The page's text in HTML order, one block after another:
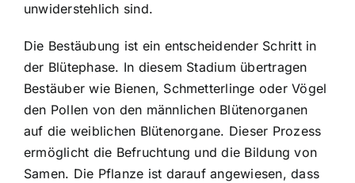
unwiderstehlich sind.
Die Bestäubung ist ein entscheidender Schritt in
der Blütephase. In diesem Stadium übertragen
Bestäuber wie Bienen, Schmetterlinge oder Vögel
den Pollen von den männlichen Blütenorganen
auf die weiblichen Blütenorgane. Dieser Prozess
ermöglicht die Befruchtung und die Bildung von
Samen. Die Pflanze ist darauf angewiesen, dass